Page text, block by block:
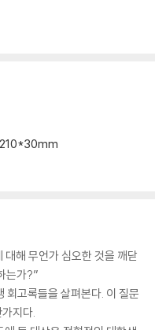
해 무언가 심오한 것을 깨닫
는가?”
회고록들을 살펴본다. 이 질문
지다.